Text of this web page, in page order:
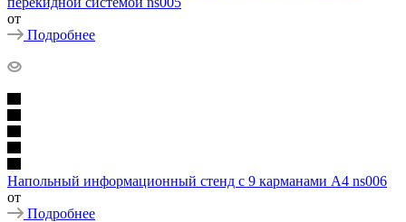
от
Подробнее
Напольный информационный стенд с 9 карманами А4 ns006
от
Подробнее